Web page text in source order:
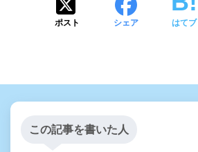
ポスト シェア はてブ
この記事を書いた人